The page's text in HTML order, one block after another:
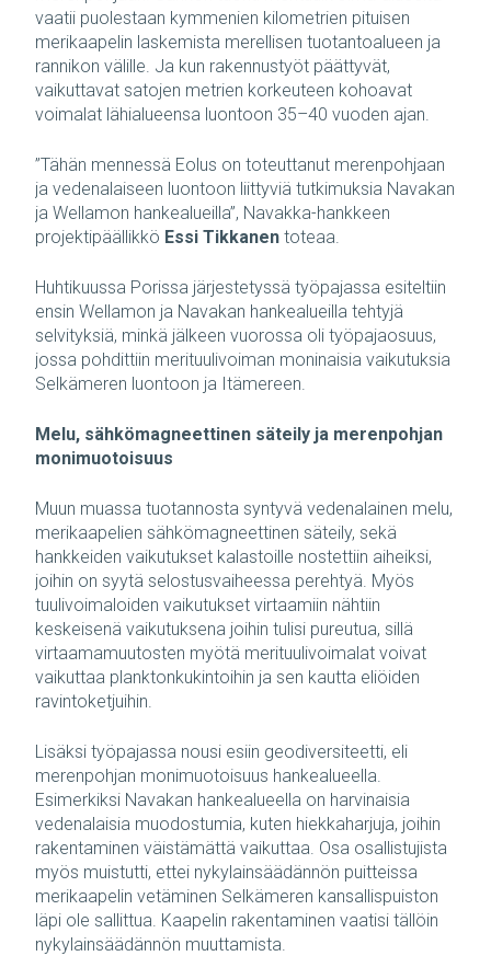
vaatii puolestaan kymmenien kilometrien pituisen
merikaapelin laskemista merellisen tuotantoalueen ja
rannikon välille. Ja kun rakennustyöt päättyvät,
vaikuttavat satojen metrien korkeuteen kohoavat
voimalat lähialueensa luontoon 35–40 vuoden ajan.
”Tähän mennessä Eolus on toteuttanut merenpohjaan
ja vedenalaiseen luontoon liittyviä tutkimuksia Navakan
ja Wellamon hankealueilla”, Navakka-hankkeen
projektipäällikkö Essi Tikkanen toteaa.
Huhtikuussa Porissa järjestetyssä työpajassa esiteltiin
ensin Wellamon ja Navakan hankealueilla tehtyjä
selvityksiä, minkä jälkeen vuorossa oli työpajaosuus,
jossa pohdittiin merituulivoiman moninaisia vaikutuksia
Selkämeren luontoon ja Itämereen.
Melu, sähkömagneettinen säteily ja merenpohjan
monimuotoisuus
Muun muassa tuotannosta syntyvä vedenalainen melu,
merikaapelien sähkömagneettinen säteily, sekä
hankkeiden vaikutukset kalastoille nostettiin aiheiksi,
joihin on syytä selostusvaiheessa perehtyä. Myös
tuulivoimaloiden vaikutukset virtaamiin nähtiin
keskeisenä vaikutuksena joihin tulisi pureutua, sillä
virtaamamuutosten myötä merituulivoimalat voivat
vaikuttaa planktonkukintoihin ja sen kautta eliöiden
ravintoketjuihin.
Lisäksi työpajassa nousi esiin geodiversiteetti, eli
merenpohjan monimuotoisuus hankealueella.
Esimerkiksi Navakan hankealueella on harvinaisia
vedenalaisia muodostumia, kuten hiekkaharjuja, joihin
rakentaminen väistämättä vaikuttaa. Osa osallistujista
myös muistutti, ettei nykylainsäädännön puitteissa
merikaapelin vetäminen Selkämeren kansallispuiston
läpi ole sallittua. Kaapelin rakentaminen vaatisi tällöin
nykylainsäädännön muuttamista.